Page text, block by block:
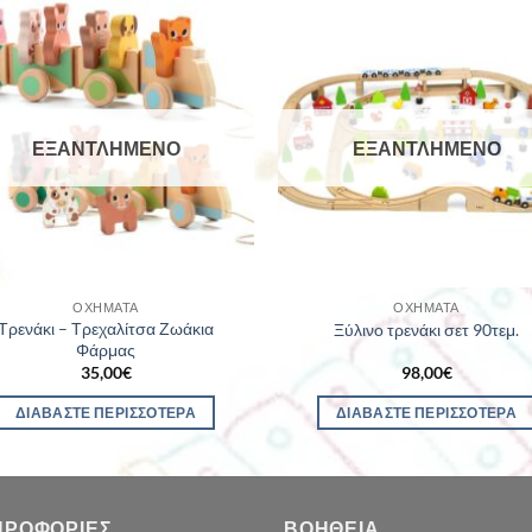
ΕΞΑΝΤΛΗΜΈΝΟ
ΟΧΉΜΑΤΑ
– Τρεχαλίτσα Ζωάκια
Φάρμας
35,00€
ΔΙΑΒΆΣΤΕ ΠΕΡΙΣΣΌΤΕΡΑ
ΕΞΑΝΤΛΗΜΈΝΟ
ΟΧΉΜΑΤΑ
Ξύλινo τρενάκι σετ 90τεμ.
98,00€
ΔΙΑΒΆΣΤΕ ΠΕΡΙΣΣΌΤΕΡΑ